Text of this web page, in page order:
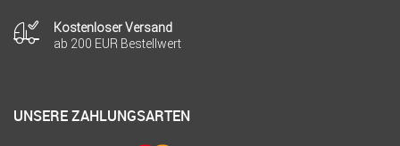
Kostenloser Versand
ab 200 EUR Bestellwert
UNSERE ZAHLUNGSARTEN